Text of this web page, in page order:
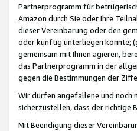
Partnerprogramm für
Amazon durch Sie oder Ihre
dieser Vereinbarung oder den
oder künftig unterliegen könnte;
gemeinsam mit Ihnen agieren,
das Partnerprogramm in der
gegen die Bestimmungen der
Wir dürfen angefallene und noch
sicherzustellen, dass der richtige
Mit Beendigung dieser